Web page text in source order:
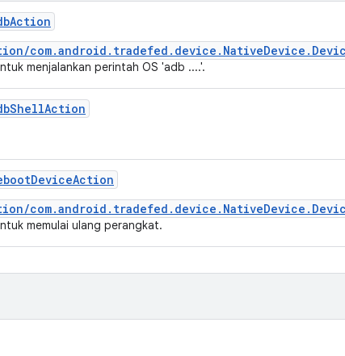
Action
menjalankan perintah OS 'adb ....'.
ShellAction
DeviceAction
memulai ulang perangkat.